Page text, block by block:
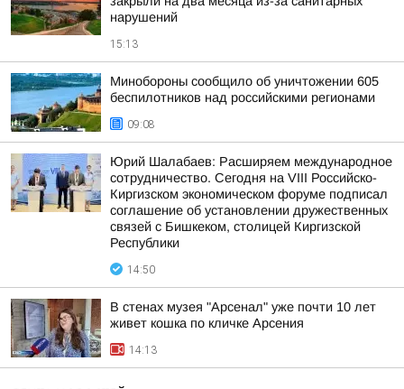
нарушений
15:13
Минобороны сообщило об уничтожении 605
беспилотников над российскими регионами
09:08
Юрий Шалабаев: Расширяем международное
сотрудничество. Сегодня на VIII Российско-
Киргизском экономическом форуме подписал
соглашение об установлении дружественных
связей с Бишкеком, столицей Киргизской
Республики
14:50
В стенах музея "Арсенал" уже почти 10 лет
живет кошка по кличке Арсения
14:13